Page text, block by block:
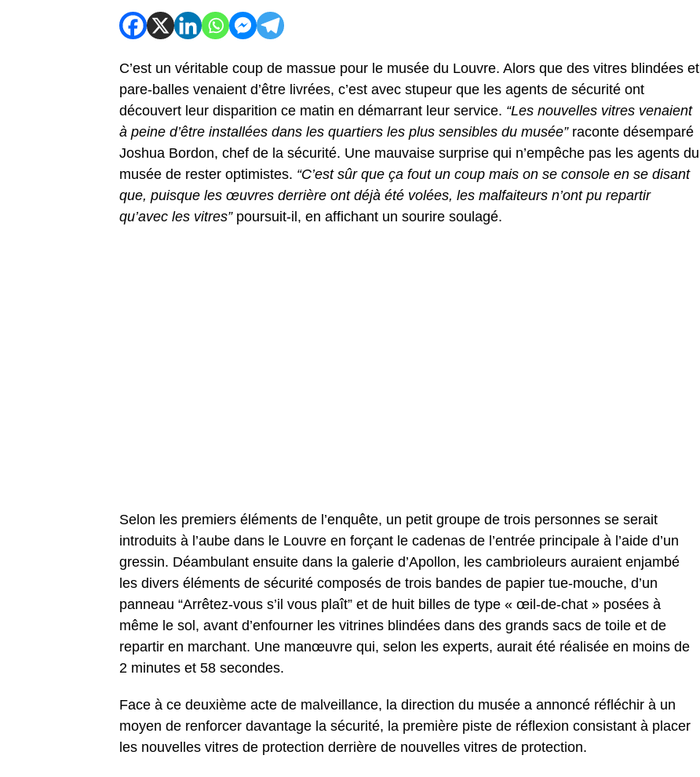
C’est un véritable coup de massue pour le musée du Louvre. Alors que des vitres blindées et
pare-balles venaient d’être livrées, c’est avec stupeur que les agents de sécurité ont
découvert leur disparition ce matin en démarrant leur service. “Les nouvelles vitres venaient
à peine d’être installées dans les quartiers les plus sensibles du musée” raconte désemparé
Joshua Bordon, chef de la sécurité. Une mauvaise surprise qui n’empêche pas les agents du
musée de rester optimistes. “C’est sûr que ça fout un coup mais on se console en se disant
que, puisque les œuvres derrière ont déjà été volées, les malfaiteurs n’ont pu repartir
qu’avec les vitres”poursuit-il, en affichant un sourire soulagé.
Selon les premiers éléments de l’enquête, un petit groupe de trois personnes se serait
introduits à l’aube dans le Louvre en forçant le cadenas de l’entrée principale à l’aide d’un
gressin. Déambulant ensuite dans la galerie d’Apollon, les cambrioleurs auraient enjambé
les divers éléments de sécurité composés de trois bandes de papier tue-mouche, d’un
panneau “Arrêtez-vous s’il vous plaît” et de huit billes de type « œil-de-chat » posées à
même le sol, avant d’enfourner les vitrines blindées dans des grands sacs de toile et de
repartir en marchant. Une manœuvre qui, selon les experts, aurait été réalisée en moins de
2 minutes et 58 secondes.
Face à ce deuxième acte de malveillance, la direction du musée a annoncé réfléchir à un
moyen de renforcer davantage la sécurité, la première piste de réflexion consistant à placer
les nouvelles vitres de protection derrière de nouvelles vitres de protection.